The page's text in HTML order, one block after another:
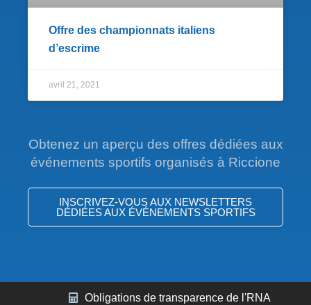
Offre des championnats italiens
d’escrime
avril 21, 2021
Obtenez un aperçu des offres dédiées aux
événements sportifs organisés à Riccione
INSCRIVEZ-VOUS AUX NEWSLETTERS
DÉDIÉES AUX ÉVÉNEMENTS SPORTIFS
Obligations de transparence de l'RNA